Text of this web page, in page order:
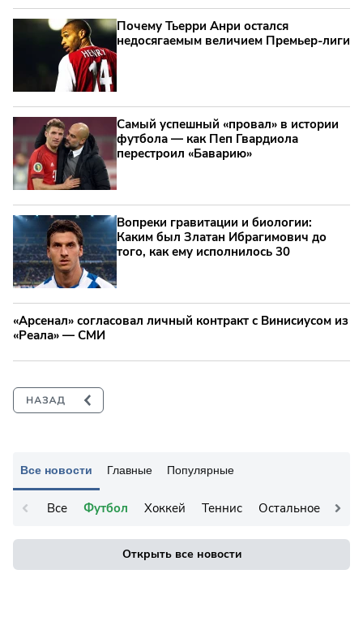
Все новости Главные Популярные
Все Футбол Хоккей Теннис Остальное
Открыть все новости
Почему Тьерри Анри остался
недосягаемым величием Премьер-лиги
Самый успешный «провал» в истории
футбола — как Пеп Гвардиола
перестроил «Баварию»
Вопреки гравитации и биологии:
Каким был Златан Ибрагимович до
того, как ему исполнилось 30
«Арсенал» согласовал личный контракт с Винисиусом из
«Реала» — СМИ